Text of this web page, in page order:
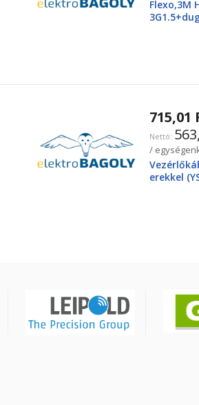
Flexo,3M
715,01
/
erekkel